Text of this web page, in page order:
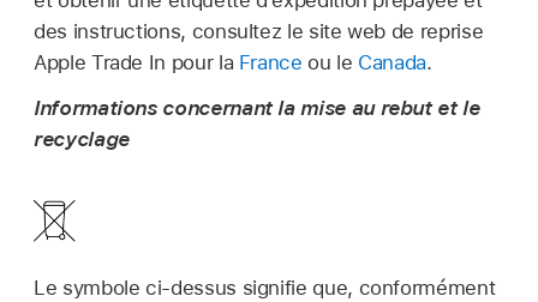
des instructions, consultez le site web de reprise
Apple Trade In pour la France ou le Canada.
Informations concernant la mise au rebut et le
recyclage
Le symbole ci-dessus signifie que, conformément